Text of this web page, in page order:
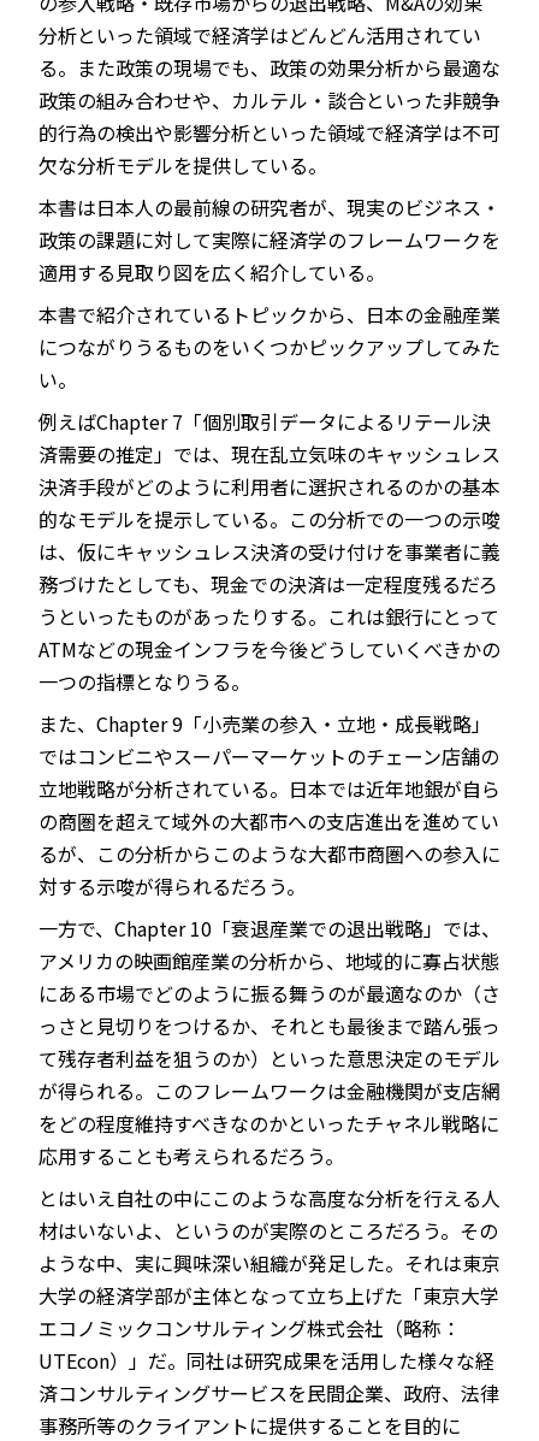
分析といった領域で経済学はどんどん活用されてい
る。また政策の現場でも、政策の効果分析から最適な
政策の組み合わせや、カルテル・談合といった非競争
的行為の検出や影響分析といった領域で経済学は不可
欠な分析モデルを提供している。
本書は日本人の最前線の研究者が、現実のビジネス・
政策の課題に対して実際に経済学のフレームワークを
適用する見取り図を広く紹介している。
本書で紹介されているトピックから、日本の金融産業
につながりうるものをいくつかピックアップしてみた
い。
例えばChapter 7「個別取引データによるリテール決
済需要の推定」では、現在乱立気味のキャッシュレス
決済手段がどのように利用者に選択されるのかの基本
的なモデルを提示している。この分析での一つの示唆
は、仮にキャッシュレス決済の受け付けを事業者に義
務づけたとしても、現金での決済は一定程度残るだろ
うといったものがあったりする。これは銀行にとって
ATMなどの現金インフラを今後どうしていくべきかの
一つの指標となりうる。
また、Chapter 9「小売業の参入・立地・成長戦略」
ではコンビニやスーパーマーケットのチェーン店舗の
立地戦略が分析されている。日本では近年地銀が自ら
の商圏を超えて域外の大都市への支店進出を進めてい
るが、この分析からこのような大都市商圏への参入に
対する示唆が得られるだろう。
一方で、Chapter 10「衰退産業での退出戦略」では、
アメリカの映画館産業の分析から、地域的に寡占状態
にある市場でどのように振る舞うのが最適なのか（さ
っさと見切りをつけるか、それとも最後まで踏ん張っ
て残存者利益を狙うのか）といった意思決定のモデル
が得られる。このフレームワークは金融機関が支店網
をどの程度維持すべきなのかといったチャネル戦略に
応用することも考えられるだろう。
とはいえ自社の中にこのような高度な分析を行える人
材はいないよ、というのが実際のところだろう。その
ような中、実に興味深い組織が発足した。それは東京
大学の経済学部が主体となって立ち上げた「東京大学
エコノミックコンサルティング株式会社（略称：
UTEcon）」だ。同社は研究成果を活用した様々な経
済コンサルティングサービスを民間企業、政府、法律
事務所等のクライアントに提供することを目的に